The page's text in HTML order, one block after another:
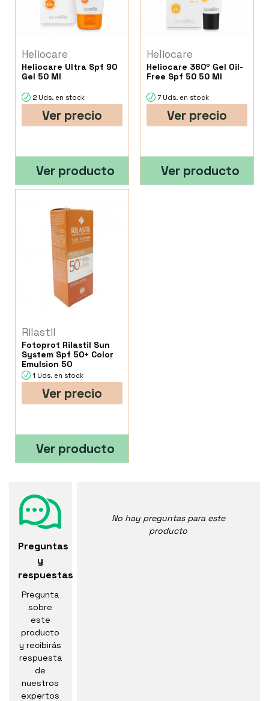
Heliocare
Heliocare Ultra Spf 90
Gel 50 Ml
2 Uds. en stock
Ver precio
Ver producto
Heliocare
Heliocare 360º Gel Oil-
Free Spf 50 50 Ml
7 Uds. en stock
Ver precio
Ver producto
Rilastil
Fotoprot Rilastil Sun
System Spf 50+ Color
Emulsion 50
1 Uds. en stock
Ver precio
Ver producto
Preguntas
y
respuestas
Pregunta
sobre
este
producto
y recibirás
respuesta
de
nuestros
expertos
No hay preguntas para este
producto